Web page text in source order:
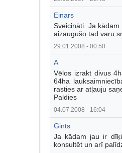
Einars
Sveicināti. Ja
aizaugušo tad varu
29.01.2008 - 00:50
A
Vēlos izrakt divus
64ha
rasties ar atļauju
Paldies
04.07.2008 - 16:04
Gints
Ja kādam jau ir
konsultēt un arī